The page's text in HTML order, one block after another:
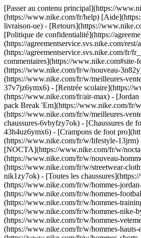
[Passer au contenu principal](https://
(https://www.nike.com/fr/help)
livraison-ue) - [Retours](https://
[Politique de confidentialité](https://
(https://agreementservice.svs.nike.com/
(https://agreementservice.svs.nike.com/fr/
commentaires](https://
(https://www.nike.com/fr/w/nouveau-
(https://www.nike.com/fr/w/meilleures-
37v7jz6ymx6) - [Rentrée scolaire](https://
(https://www.nike.com/fr/air-max) -
pack Break 'Em](https://www.nike.com/fr/
(https://www.nike.com/fr/w/meilleures-
chaussures-6vbyfzy7ok) - [Chaussures de
43h4uz6ymx6) - [Crampons de foot
(https://www.nike.com/fr/w/lifestyle-
[NOCTA](https://www.nike.com/fr/w/
(https://www.nike.com/fr/w/nouveau-
(https://www.nike.com/fr/w/streetwear-
nik1zy7ok) - [Toutes les
(https://www.nike.com/fr/w/hommes-
(https://www.nike.com/fr/w/hommes-
(https://www.nike.com/fr/w/hommes-
(https://www.nike.com/fr/w/hommes-nike-
(https://www.nike.com/fr/w/hommes-
(https://www.nike.com/fr/w/hommes-